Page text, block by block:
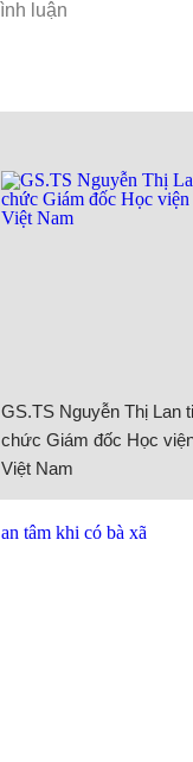
GS.TS Nguyễn Thị Lan
chức Giám đốc Học
Việt Nam